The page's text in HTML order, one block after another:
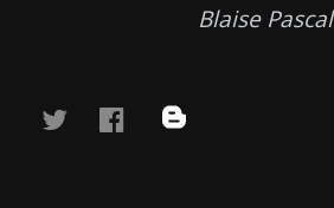
Blaise Pascal
twitterfacebook
blog